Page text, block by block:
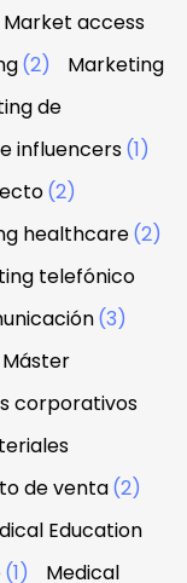
Market access
(2)
Marketing
de
influencers(1)
(2)
healthcare(2)
telefónico
(3)
Máster
corporativos
de venta(2)
Education
(1)
Medical